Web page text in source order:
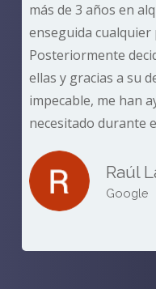
más de 3 años en
enseguida
Posteriormente
ellas y gracias a su
impecable, me han
necesitado durante
Raúl
Google